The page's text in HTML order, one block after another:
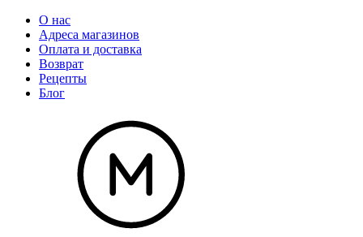
О нас
Адреса магазинов
Оплата и доставка
Возврат
Рецепты
Блог